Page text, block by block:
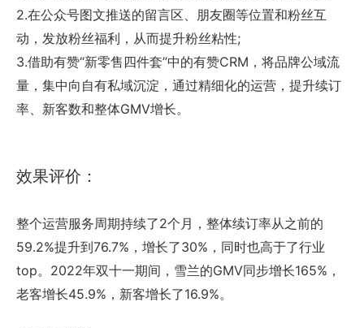
2.在公众号图文推送的留言区、朋友圈等位置和粉丝互
动，发放粉丝福利，从而提升粉丝粘性;
3.借助有赞“新零售四件套”中的有赞CRM，将品牌公域流
量，集中向自有私域沉淀，通过精细化的运营，提升续订
率、新客数和整体GMV增长。
效果评价：
整个运营服务周期持续了2个月，整体续订率从之前的
59.2%提升到76.7%，增长了30%，同时也高于了行业
top。2022年双十一期间，雪兰的GMV同步增长165%，
老客增长45.9%，新客增长了16.9%。